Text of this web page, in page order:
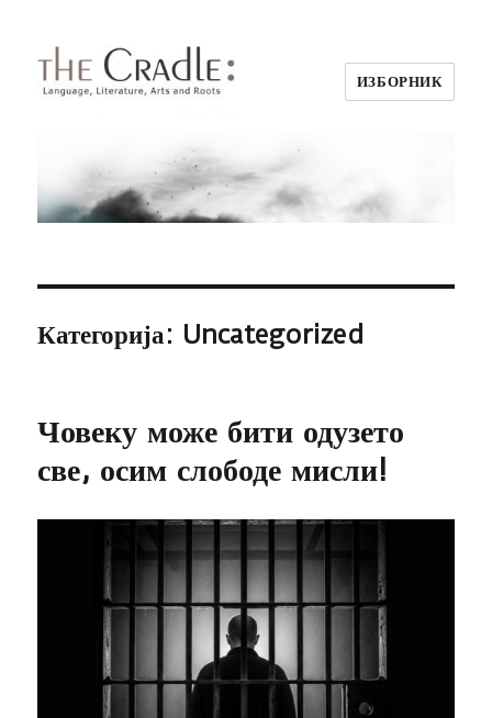
ИЗБОРНИК
Категорија: Uncategorized
Човеку може бити одузето
све, осим слободе мисли!